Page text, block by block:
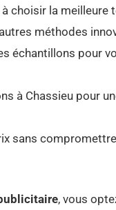
choisir la meilleure
méthodes
échantillons pour
à Chassieu pour
sans
, vous